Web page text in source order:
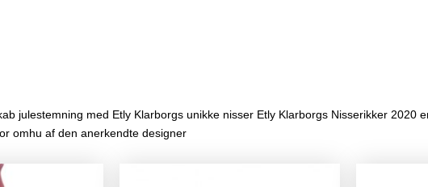
julestemning med Etly Klarborgs unikke nisser Etly Klarborgs Nisserikker
omhu af den anerkendte designer